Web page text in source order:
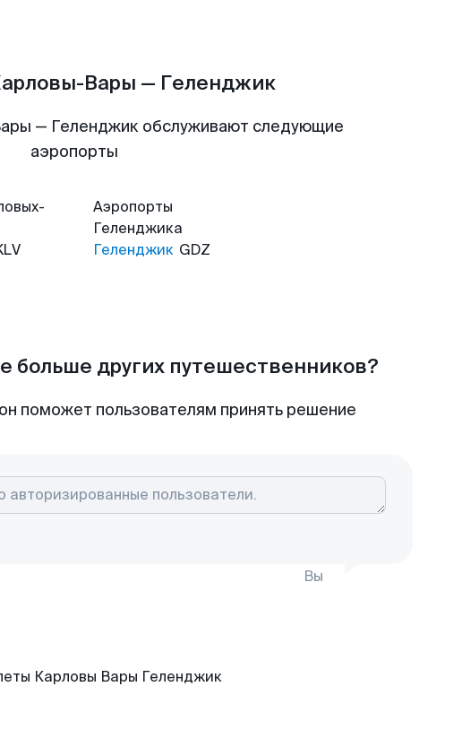
Вары — Геленджик
— Геленджик обслуживают следующие
аэропорты
Аэропорты
Геленджика
Геленджик GDZ
больше других путешественников?
поможет пользователям принять решение
Вы